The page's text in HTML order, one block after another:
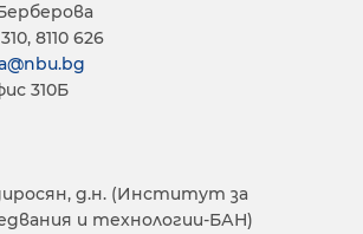
8110 626
310Б
д.н. (Институт за
и технологии-БАН)